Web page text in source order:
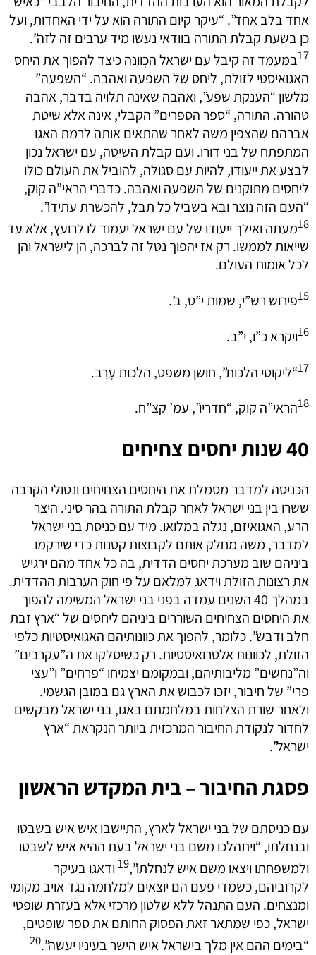
אחד בלב אחד”. “עיקר קיום התורה הוא על ידי האחדות, ועל
כן בשעת קבלת התורה בוודאי נעשו מיד ערבים זה לזה”.
17במעמד זה קיבל עם ישראל הכְוונה כיצד להפוך את היחס
האגואיסטי לזולת, ליחס של השפעה ואהבה. “השפעה”
מלשון “הענקת שפע”, ואהבה שאינה תלויה בדבר, אהבה
טהורה. התורה, “ספר הספרים” הקבלי, אינה אלא שיטת
אברהם שהצפין משה לאחר שהתאים אותה לרמת האגו
המתפתח של בני דורו. ועם קבלת השיטה, עם ישראל נכון
לבצע את ייעודו, להיות עם סגולה, להוביל את העולם כולו
ליחסים מתוקנים של השפעה ואהבה. כדברי הראי”ה קוק,
“העם הזה נוצר ובא בשביל כל תבל, להכשרת עתידו”.
18מעתה ואילך ייעודו של עם ישראל יעמוד לו לרועץ, אלא עד
שייאות לממשו. רק אז יהפוך נטל זה לברכה, הן לישראל והן
לכל אומות העולם.
15פירוש רש”י, שמות י”ט, ב’.
16ויקרא כ”ו, י”ב.
17“ליקוטי הלכות”, חושן משפט, הלכות עָרֵב.
18הראי”ה קוק, “חדריו”, עמ’ קצ”ח.
40 שנות יחסים צחיחים
הכניסה למדבר מסמלת את היחסים הצחיחים ונטולי הקרבה
ששרו בין בני ישראל לאחר קבלת התורה בהר סיני. היצר
הרע, האגואיזם, נגלה במלואו. מיד עם כניסת בני ישראל
למדבר, משה מחלק אותם לקבוצות קטנות כדי שירקמו
ביניהם שוב מערכת יחסים הדדית, בה כל אחד מהם ירגיש
את רצונות הזולת וידאג למלאם על פי חוק הערבות ההדדית.
במהלך 40 השנים עמדה בפני בני ישראל המשימה להפוך
את היחסים הצחיחים השוררים ביניהם ליחסים של “ארץ זבת
חלב ודבש”. כלומר, להפוך את כוונותיהם האגואיסטיות כלפי
הזולת, לכוונות אלטרואיסטיות. רק כשיסלקו את ה”עקרבים”
וה”נחשים” מליבותיהם, ובמקומם יצמיחו “פרחים” ו”עצי
פרי” של חיבור, יזכו לכבוש את הארץ גם במובן הגשמי.
ולאחר שורת הצלחות במלחמתם באגו, בני ישראל מבקשים
לחדור לנקודת החיבור המרכזית ביותר הנקראת “ארץ
ישראל”.
פסגת החיבור – בית המקדש הראשון
עם כניסתם של בני ישראל לארץ, התיישבו איש איש בשבטו
ובנחלתו, “ויתהלכו משם בני ישראל בעת ההיא איש לשבטו
ולמשפחתו ויצאו משם איש לנחלתו”,19ודאגו בעיקר
לקרוביהם, כשמדי פעם הם יוצאים למלחמה נגד אויב מקומי
ומנצחים. העם התנהל ללא שלטון מרכזי אלא בעזרת שופטי
ישראל, כפי שמתאר זאת הפסוק החותם את ספר שופטים,
“בימים ההם אין מלך בישראל איש הישר בעיניו יעשה”.20